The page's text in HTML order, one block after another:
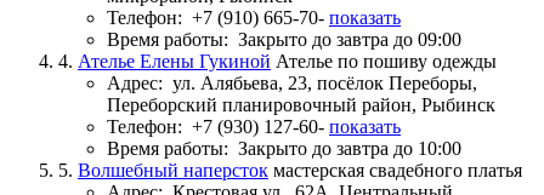
Телефон: +7 (910) 665-70- показать
Время работы: Закрыто до завтра до 09:00
4. Ателье Елены Гукиной Ателье по пошиву одежды
Адрес: ул. Алябьева, 23, посёлок Переборы,
Переборский планировочный район, Рыбинск
Телефон: +7 (930) 127-60- показать
Время работы: Закрыто до завтра до 10:00
5. Волшебный наперсток мастерская свадебного платья